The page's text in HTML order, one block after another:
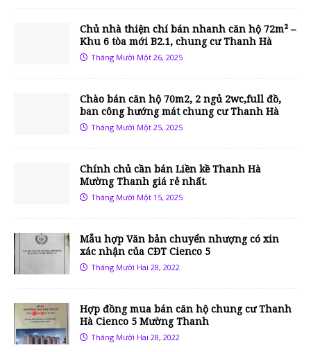
Chủ nhà thiện chí bán nhanh căn hộ 72m² –
Khu 6 tòa mới B2.1, chung cư Thanh Hà
Tháng Mười Một 26, 2025
Chào bán căn hộ 70m2, 2 ngủ 2wc,full đồ,
ban công hướng mát chung cư Thanh Hà
Tháng Mười Một 25, 2025
Chính chủ cần bán Liền kề Thanh Hà
Mường Thanh giá rẻ nhất.
Tháng Mười Một 15, 2025
Mẫu hợp Văn bản chuyển nhượng có xin
xác nhận của CĐT Cienco 5
Tháng Mười Hai 28, 2022
Hợp đồng mua bán căn hộ chung cư Thanh
Hà Cienco 5 Mường Thanh
Tháng Mười Hai 28, 2022